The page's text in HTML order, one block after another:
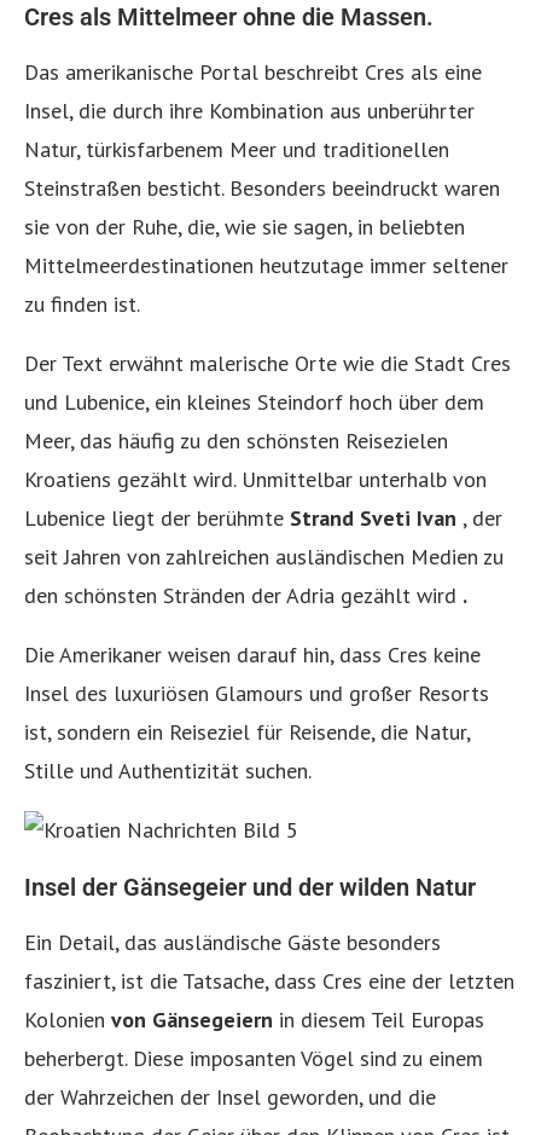
Cres als Mittelmeer ohne die Massen.
Das amerikanische Portal beschreibt Cres als eine
Insel, die durch ihre Kombination aus unberührter
Natur, türkisfarbenem Meer und traditionellen
Steinstraßen besticht. Besonders beeindruckt waren
sie von der Ruhe, die, wie sie sagen, in beliebten
Mittelmeerdestinationen heutzutage immer seltener
zu finden ist.
Der Text erwähnt malerische Orte wie die Stadt Cres
und Lubenice, ein kleines Steindorf hoch über dem
Meer, das häufig zu den schönsten Reisezielen
Kroatiens gezählt wird. Unmittelbar unterhalb von
Lubenice liegt der berühmte Strand Sveti Ivan , der
seit Jahren von zahlreichen ausländischen Medien zu
den schönsten Stränden der Adria gezählt wird .
Die Amerikaner weisen darauf hin, dass Cres keine
Insel des luxuriösen Glamours und großer Resorts
ist, sondern ein Reiseziel für Reisende, die Natur,
Stille und Authentizität suchen.
Insel der Gänsegeier und der wilden Natur
Ein Detail, das ausländische Gäste besonders
fasziniert, ist die Tatsache, dass Cres eine der letzten
Kolonien von Gänsegeiern in diesem Teil Europas
beherbergt. Diese imposanten Vögel sind zu einem
der Wahrzeichen der Insel geworden, und die